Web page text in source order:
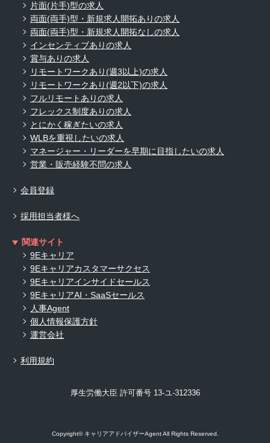
片面(片手)型の求人
両面(両手)型・新規求人開拓ありの求人
両面(両手)型・新規求人開拓なしの求人
インセンティブありの求人
賞与ありの求人
リモートワークあり(週3以上)の求人
リモートワークあり(週2以下)の求人
フルリモートありの求人
フレックス制度ありの求人
とにかく稼ぎたいの求人
WLBを重視したいの求人
マネージャー・リーダーを早期に目指したいの求人
営業・販売経験不問の求人
会員登録
採用担当者様へ
関連サイト
9Eキャリア
9Eキャリアカスタマーサクセス
9Eキャリアインサイドセールス
9EキャリアAI・SaaSセールス
人事Agent
個人情報保護方針
運営会社
利用規約
厚生労働大臣 許可番号 13-ユ-312336
Copyright© キャリアアドバイザーAgent All Rights Reserved.